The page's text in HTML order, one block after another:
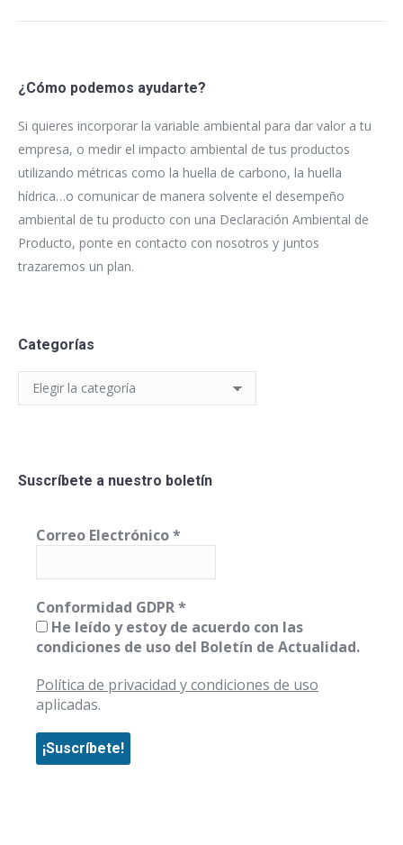
¿Cómo podemos ayudarte?
Si quieres incorporar la variable ambiental para dar valor a tu
empresa, o medir el impacto ambiental de tus productos
utilizando métricas como la huella de carbono, la huella
hídrica…o comunicar de manera solvente el desempeño
ambiental de tu producto con una Declaración Ambiental de
Producto, ponte en contacto con nosotros y juntos
trazaremos un plan.
Categorías
Categorías
Suscríbete a nuestro boletín
Correo Electrónico*
Conformidad GDPR*
He leído y estoy de acuerdo con las
condiciones de uso del Boletín de Actualidad.
Política de privacidad y condiciones de uso
aplicadas.